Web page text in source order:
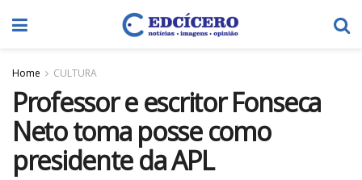
Home CULTURA
Professor e escritor Fonseca
Neto toma posse como
presidente da APL